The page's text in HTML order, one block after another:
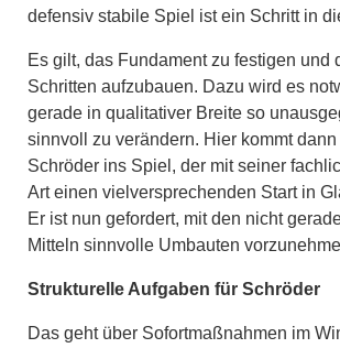
defensiv stabile Spiel ist ein Schritt in
Es gilt, das Fundament zu festigen und
Schritten aufzubauen. Dazu wird es
gerade in qualitativer Breite so
sinnvoll zu verändern. Hier kommt
Schröder ins Spiel, der mit seiner
Art einen vielversprechenden Start in
Er ist nun gefordert, mit den nicht
Mitteln sinnvolle Umbauten
Strukturelle Aufgaben für Schröder
Das geht über Sofortmaßnahmen im